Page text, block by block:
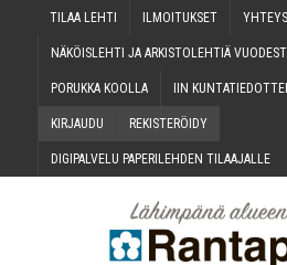
TILAA LEH­TI ILMOI­TUK­SET
NÄKÖIS­LEH­TI JA ARKIS­TO­LEH­TIÄ
PORUK­KA KOOLLA IIN
KIR­JAU­DU REKIS­TE­RÖI­DY
DIGI­PAL­VE­LU PAPE­RI­LEH­DEN TILAAJALLE